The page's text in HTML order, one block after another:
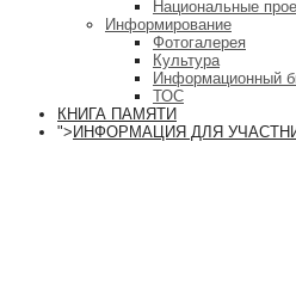
Национальные
Информирование
Фотогалерея
Культура
Информационный
ТОС
КНИГА ПАМЯТИ
"> ИНФОРМАЦИЯ ДЛЯ